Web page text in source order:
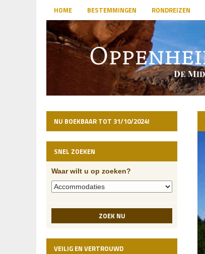
HOME BESTEMMINGEN RONDREIZEN
NU BOEKBAAR TOT 31/10/2024!
SNEL ZOEKEN
Waar wilt u op zoeken?
ZOEK NU
VEILIG EN VERTROUWD